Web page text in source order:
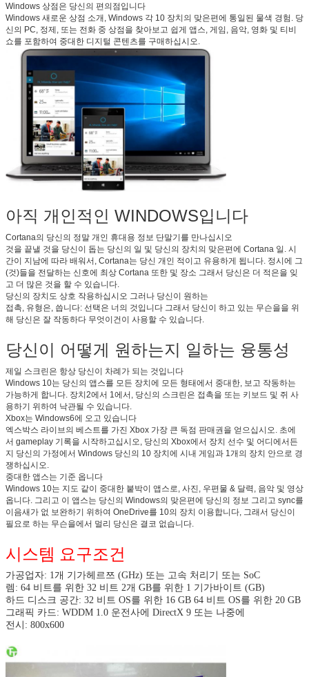
Windows 상점은 당신의 편의점입니다
Windows 새로운 상점 소개, Windows 각 10 장치의 맞은편에 통일된 물색 경험. 당
신의 PC, 정제, 또는 전화 중 상점을 찾아보고 쉽게 앱스, 게임, 음악, 영화 및 티비
쇼를 포함하여 중대한 디지털 콘텐츠를 구매하십시오.
아직 개인적인 WINDOWS입니다
Cortana의 당신의 정말 개인 휴대용 정보 단말기를 만나십시오
것을 끝낼 것을 당신이 돕는 당신의 일 및 당신의 장치의 맞은편에 Cortana 일. 시
간이 지남에 따라 배워서, Cortana는 당신 개인 적이고 유용하게 됩니다. 정시에 그
(것)들을 전달하는 신호에 최상 Cortana 또한 및 장소 그래서 당신은 더 적은을 잊
고 더 많은 것을 할 수 있습니다.
당신의 장치도 상호 작용하십시오 그러나 당신이 원하는
접촉, 유형은, 씁니다: 선택은 너의 것입니다 그래서 당신이 하고 있는 무슨을을 위
해 당신은 잘 작동하다 무엇이건이 사용할 수 있습니다.
당신이 어떻게 원하는지 일하는 융통성
제일 스크린은 항상 당신이 차례가 되는 것입니다
Windows 10는 당신의 앱스를 모든 장치에 모든 형태에서 중대한, 보고 작동하는
가능하게 합니다. 장치2에서 1에서, 당신의 스크린은 접촉을 또는 키보드 및 쥐 사
용하기 위하여 낙관될 수 있습니다.
Xbox는 Windows6에 오고 있습니다
엑스박스 라이브의 베스트를 가진 Xbox 가장 큰 독점 판매권을 얻으십시오. 초에
서 gameplay 기록을 시작하고십시오, 당신의 Xbox에서 장치 선수 및 어디에서든
지 당신의 가정에서 Windows 당신의 10 장치에 시내 게임과 1개의 장치 안으로 경
쟁하십시오.
중대한 앱스는 기준 옵니다
Windows 10는 지도 같이 중대한 붙박이 앱스로, 사진, 우편물 & 달력, 음악 및 영상
옵니다. 그리고 이 앱스는 당신의 Windows의 맞은편에 당신의 정보 그리고 sync를
이음새가 없 보완하기 위하여 OneDrive를 10의 장치 이용합니다, 그래서 당신이
필요로 하는 무슨을에서 멀리 당신은 결코 없습니다.
시스템 요구조건
가공업자: 1개 기가헤르쯔 (GHz) 또는 고속 처리기 또는 SoC
렘: 64 비트를 위한 32 비트 2개 GB를 위한 1 기가바이트 (GB)
하드 디스크 공간: 32 비트 OS를 위한 16 GB 64 비트 OS를 위한 20 GB
그래픽 카드: WDDM 1.0 운전사에 DirectX 9 또는 나중에
전시: 800x600